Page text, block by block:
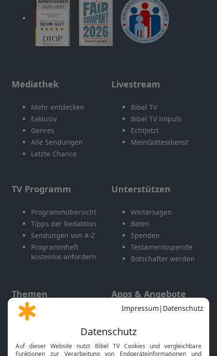
Mediathek
Mehr entdecken
Exklusiv
Genres
Alle Sendungen
Letzte Chance
Livestream
Bibel TV
Bibel TV Impuls
EchtJetzt
MeinGottesdienst
TV Programm
Programmübersicht
Tipps der Redaktion
Sendungen von A-Z
Programmheft
kostenlos anfordern
Unterstützen
Weitersagen
Beten
Spenden
Testamentsspende
Botschafter werden
Themen
Gott und Bibel erklärt
Neuigkeiten
Apps & Angebote
Mobile App
Smart TV